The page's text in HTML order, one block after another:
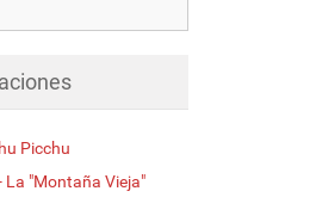
Picchu
La "Montaña Vieja"